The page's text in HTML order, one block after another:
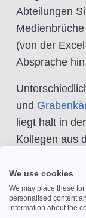
Abteilungen
(von der
Absprache
und
liegt halt in
Kollegen aus
keineoffenen
während die
We use cookies
We may place these
personalised content
information about the